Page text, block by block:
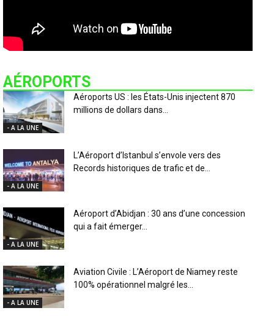
AÉROPORTS
- A LA UNE
Aéroports US : les États-Unis injectent 870
millions de dollars dans...
- A LA UNE
L’Aéroport d’Istanbul s’envole vers des
Records historiques de trafic et de...
- A LA UNE
Aéroport d’Abidjan : 30 ans d’une concession
qui a fait émerger...
- A LA UNE
Aviation Civile : L’Aéroport de Niamey reste
100% opérationnel malgré les...